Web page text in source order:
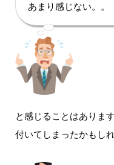
あまり感じない。。
と感じることはありま
付いてしまったかもしれ